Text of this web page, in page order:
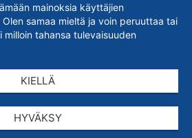
mainoksia käyttäjien
samaa mieltä ja voin peruuttaa tai
milloin tahansa tulevaisuuden
KIELLÄ
HYVÄKSY